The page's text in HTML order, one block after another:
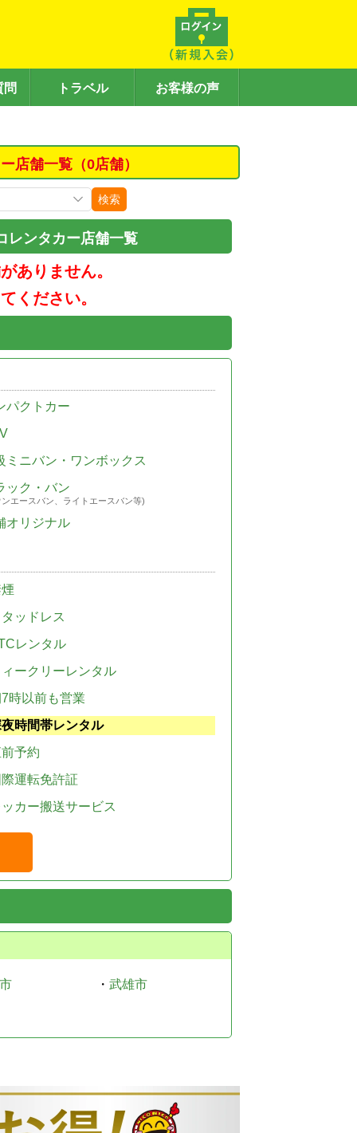
問 トラベル お客様の声
店舗一覧（0店舗）
検索
レンタカー店舗一覧
ありません。
ください。
パクトカー
ミニバン・ワンボックス
ック・バン
エースバン、ライトエースバン等)
オリジナル
ッドレス
レンタル
ークリーレンタル
時以前も営業
時間帯レンタル
予約
運転免許証
カー搬送サービス
・ 武雄市